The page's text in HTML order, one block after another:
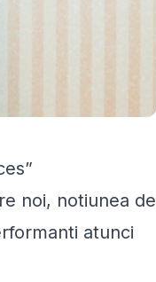
noi, notiunea de
atunci